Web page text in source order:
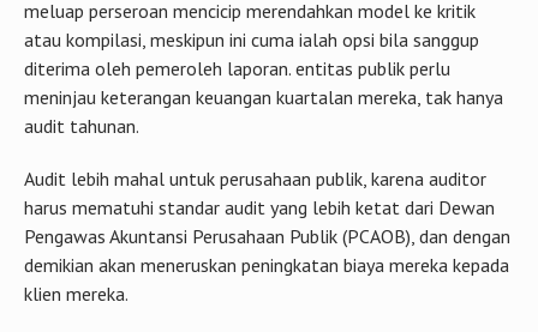
meluap perseroan mencicip merendahkan model ke kritik
atau kompilasi, meskipun ini cuma ialah opsi bila sanggup
diterima oleh pemeroleh laporan. entitas publik perlu
meninjau keterangan keuangan kuartalan mereka, tak hanya
audit tahunan.
Audit lebih mahal untuk perusahaan publik, karena auditor
harus mematuhi standar audit yang lebih ketat dari Dewan
Pengawas Akuntansi Perusahaan Publik (PCAOB), dan dengan
demikian akan meneruskan peningkatan biaya mereka kepada
klien mereka.